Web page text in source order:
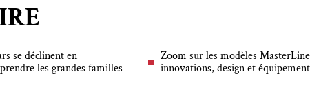
se déclinent en
les grandes familles
Zoom sur les modèles
innovations, design et